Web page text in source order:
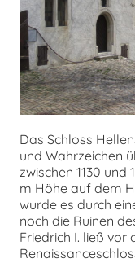
Das Schloss
und Wahrzeichen
zwischen 1130 und
m Höhe auf dem
wurde es durch
noch die Ruinen
Friedrich I. ließ vor